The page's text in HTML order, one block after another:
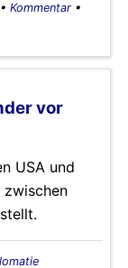
• Kommentar •
vor
USA und
zwischen